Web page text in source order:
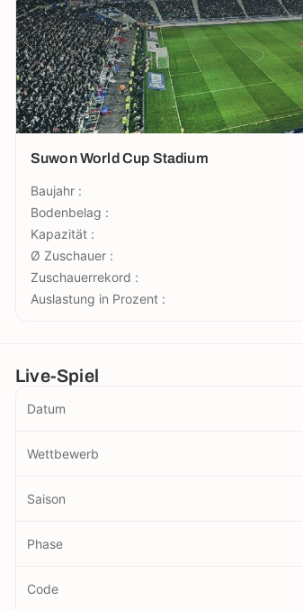
Suwon World Cup Stadium
Baujahr :
Bodenbelag :
Kapazität :
Ø Zuschauer :
Zuschauerrekord :
Auslastung in Prozent :
Live-Spiel
Datum
Wettbewerb
Saison
Phase
Code